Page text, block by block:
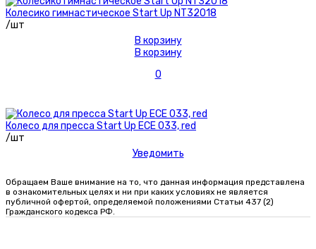
Колесико гимнастическое Start Up NT32018
/шт
В корзину
В корзину
0
Колесо для пресса Start Up ECE 033, red
/шт
Уведомить
Обращаем Ваше внимание на то, что данная информация представлена
в ознакомительных целях и ни при каких условиях не является
публичной офертой, определяемой положениями Статьи 437 (2)
Гражданского кодекса РФ.